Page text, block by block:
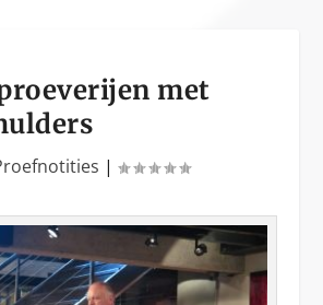
met
|